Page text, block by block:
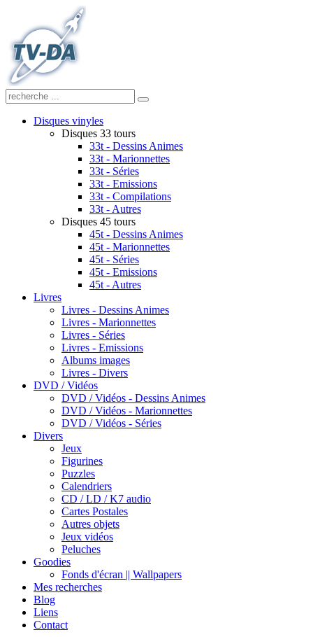
Disques vinyles
Disques 33 tours
33t - Dessins Animes
33t - Marionnettes
33t - Séries
33t - Emissions
33t - Compilations
33t - Autres
Disques 45 tours
45t - Dessins Animes
45t - Marionnettes
45t - Séries
45t - Emissions
45t - Autres
Livres
Livres - Dessins Animes
Livres - Marionnettes
Livres - Séries
Livres - Emissions
Albums images
Livres - Divers
DVD / Vidéos
DVD / Vidéos - Dessins Animes
DVD / Vidéos - Marionnettes
DVD / Vidéos - Séries
Divers
Jeux
Figurines
Puzzles
Calendriers
CD / LD / K7 audio
Cartes Postales
Autres objets
Jeux vidéos
Peluches
Goodies
Fonds d'écran || Wallpapers
Mes recherches
Blog
Liens
Contact